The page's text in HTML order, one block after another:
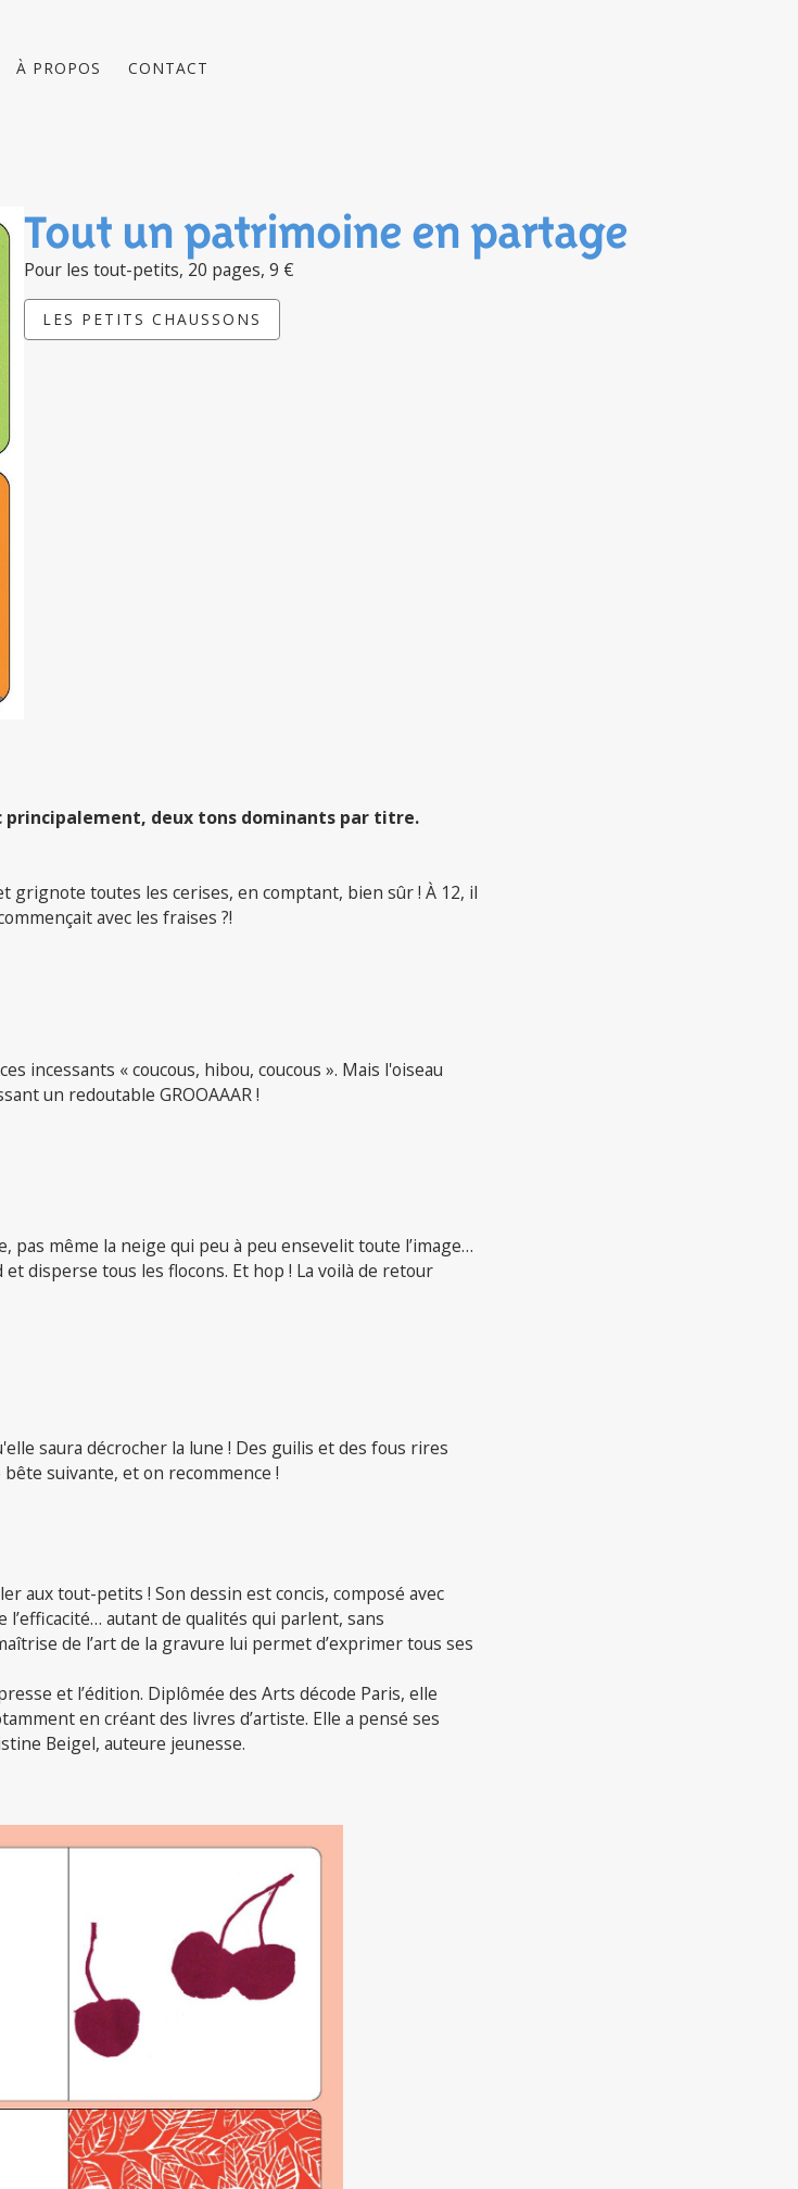
À PROPOS CONTACT
Tout un patrimoine en partage
Pour les tout-petits, 20 pages, 9 €
LES PETITS CHAUSSONS
principalement, deux tons dominants par titre.
grignote toutes les cerises, en comptant, bien sûr ! À 12, il
avec les fraises ?!
incessants « coucous, hibou, coucous ». Mais l'oiseau
un redoutable GROOAAAR !
pas même la neige qui peu à peu ensevelit toute l’image…
disperse tous les flocons. Et hop ! La voilà de retour
saura décrocher la lune ! Des guilis et des fous rires
suivante, et on recommence !
aux tout-petits ! Son dessin est concis, composé avec
l’efficacité… autant de qualités qui parlent, sans
de l’art de la gravure lui permet d’exprimer tous ses
et l’édition. Diplômée des Arts décode Paris, elle
en créant des livres d’artiste. Elle a pensé ses
Beigel, auteure jeunesse.